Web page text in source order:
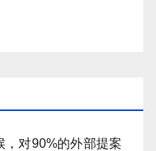
，对90%的外部提案